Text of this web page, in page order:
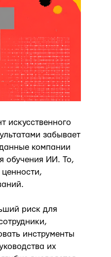
искусственного
забывает
компании
обучения ИИ. То,
риск для
инструменты
их